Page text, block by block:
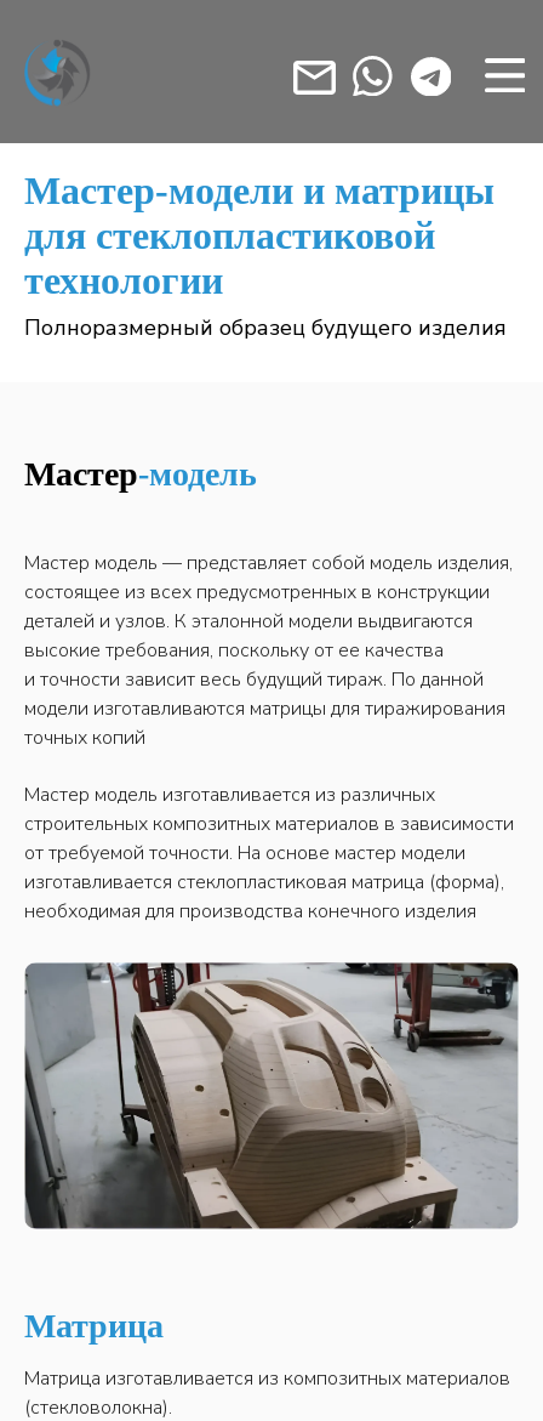
Мастер-модели и матрицы
для стеклопластиковой
технологии
Полноразмерный образец будущего изделия
Мастер-модель
Мастер модель — представляет собой модель изделия,
состоящее из всех предусмотренных в конструкции
деталей и узлов. К эталонной модели выдвигаются
высокие требования, поскольку от ее качества
и точности зависит весь будущий тираж. По данной
модели изготавливаются матрицы для тиражирования
точных копий
Мастер модель изготавливается из различных
строительных композитных материалов в зависимости
от требуемой точности. На основе мастер модели
изготавливается стеклопластиковая матрица (форма),
необходимая для производства конечного изделия
Матрица
Матрица изготавливается из композитных материалов
(стекловолокна).